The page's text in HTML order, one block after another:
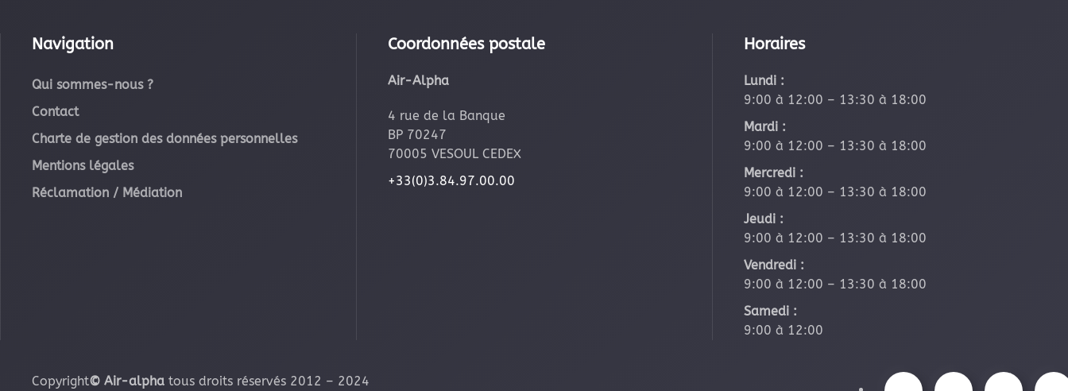
Navigation
Qui sommes-nous ?
Contact
Charte de gestion des données personnelles
Mentions légales
Réclamation / Médiation
Coordonnées postale
Air-Alpha
4 rue de la Banque
BP 70247
70005 VESOUL CEDEX
+33(0)3.84.97.00.00
Horaires
Lundi :
9:00 à 12:00 – 13:30 à 18:00
Mardi :
9:00 à 12:00 – 13:30 à 18:00
Mercredi :
9:00 à 12:00 – 13:30 à 18:00
Jeudi :
9:00 à 12:00 – 13:30 à 18:00
Vendredi :
9:00 à 12:00 – 13:30 à 18:00
Samedi :
9:00 à 12:00
Copyright© Air-alpha tous droits réservés 2012 – 2024